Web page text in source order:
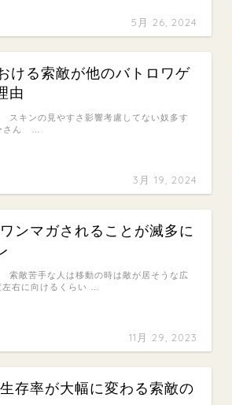
5月 26, 2024
ける索敵が他のバトロワゲ
由
3月 19, 2024
ンの見やすさ影響考慮してない奴多す
さん …
ンマガされることが滅多に
11月 29, 2023
苦手な人は移動の時は敵が居そうな広
右に向けるくらい …
存率が大幅に変わる索敵の